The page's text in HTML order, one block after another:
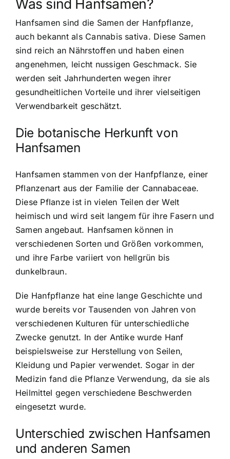
Was sind Hanfsamen?
Hanfsamen sind die Samen der Hanfpflanze,
auch bekannt als Cannabis sativa. Diese Samen
sind reich an Nährstoffen und haben einen
angenehmen, leicht nussigen Geschmack. Sie
werden seit Jahrhunderten wegen ihrer
gesundheitlichen Vorteile und ihrer vielseitigen
Verwendbarkeit geschätzt.
Die botanische Herkunft von
Hanfsamen
Hanfsamen stammen von der Hanfpflanze, einer
Pflanzenart aus der Familie der Cannabaceae.
Diese Pflanze ist in vielen Teilen der Welt
heimisch und wird seit langem für ihre Fasern und
Samen angebaut. Hanfsamen können in
verschiedenen Sorten und Größen vorkommen,
und ihre Farbe variiert von hellgrün bis
dunkelbraun.
Die Hanfpflanze hat eine lange Geschichte und
wurde bereits vor Tausenden von Jahren von
verschiedenen Kulturen für unterschiedliche
Zwecke genutzt. In der Antike wurde Hanf
beispielsweise zur Herstellung von Seilen,
Kleidung und Papier verwendet. Sogar in der
Medizin fand die Pflanze Verwendung, da sie als
Heilmittel gegen verschiedene Beschwerden
eingesetzt wurde.
Unterschied zwischen Hanfsamen
und anderen Samen